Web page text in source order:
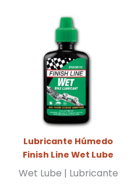
Lubricante Húmedo
Finish Line Wet Lube
Wet Lube | Lubricante